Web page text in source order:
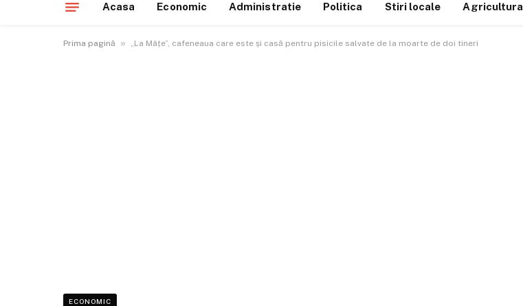
Acasa Economic Administratie Politica Stiri locale Agricultura
Prima pagină » „La Mâțe”, cafeneaua care este și casă pentru pisicile salvate de la moarte de doi tineri
ECONOMIC